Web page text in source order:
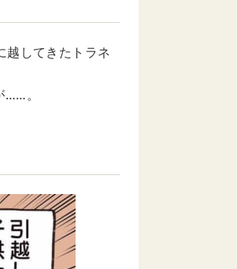
t
e
越してきたトラネ
……。